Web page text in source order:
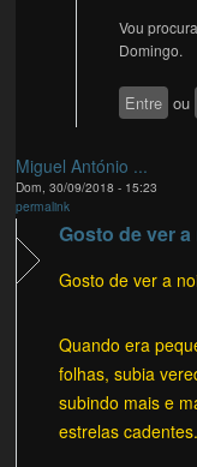
Vou
Domingo.
Entre ou
Miguel António ...
Dom, 30/09/2018 - 15:23
permalink
Gosto de ver
Gosto de ver a
Quando era
folhas, subia
subindo mais e
estrelas cadentes.